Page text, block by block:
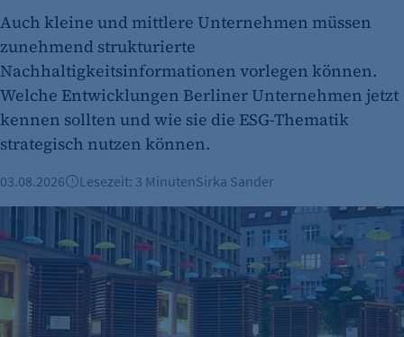
Auch kleine und mittlere Unternehmen müssen
zunehmend strukturierte
Nachhaltigkeitsinformationen vorlegen können.
Welche Entwicklungen Berliner Unternehmen jetzt
kennen sollten und wie sie die ESG-Thematik
strategisch nutzen können.
03.08.2026 Lesezeit: 3 MinutenSirka Sander
Green City Solutions und Suncrafter: Zwei Berliner Ideen,